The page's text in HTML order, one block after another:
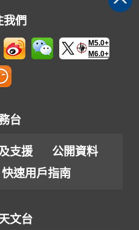
我們
M5.0+
M6.0+
台
支援
公開資料
快速用戶指南
文台